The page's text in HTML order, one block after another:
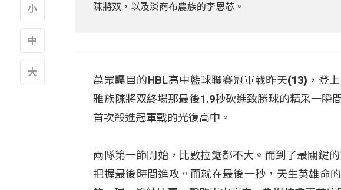
陳將双，以及淡商布農族的李恩芯。
萬眾矚目的HBL高中籃球聯賽冠軍戰昨天(13)，登
雅族陳將双終場那最後1.9秒砍進致勝球的精采一瞬
首次殺進冠軍戰的光復高中。
兩隊第一節開始，比數拉鋸都不大。而到了最關鍵
把握最後時間進攻。而就在最後一秒，天生英雄命